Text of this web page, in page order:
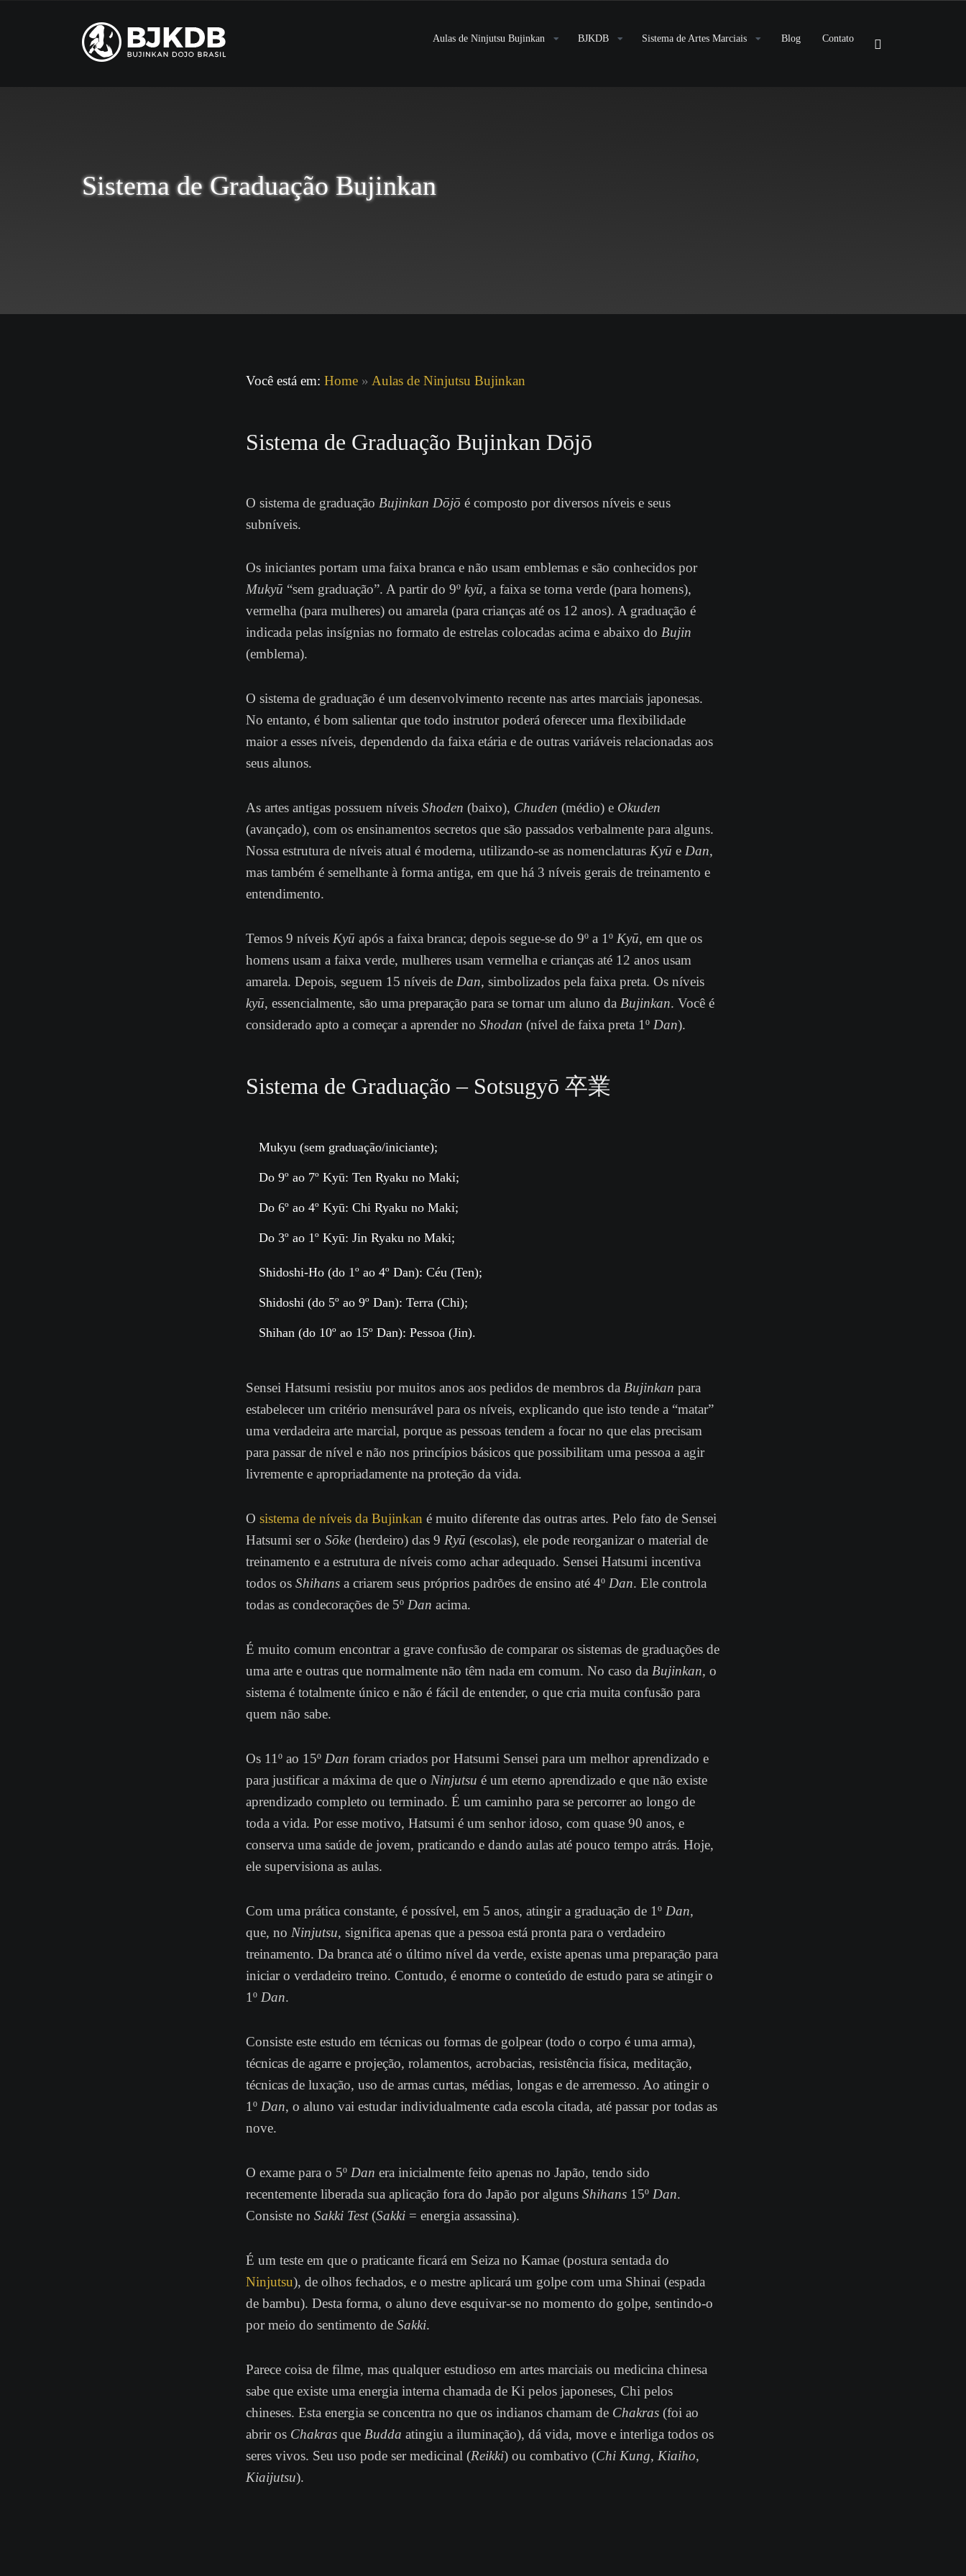
Aulas de Ninjutsu Bujinkan BJKDB Sistema de Artes Marciais Blog Contato
Sistema de Graduação Bujinkan
Você está em: Home » Aulas de Ninjutsu Bujinkan
Sistema de Graduação Bujinkan Dōjō
O sistema de graduação Bujinkan Dōjō é composto por diversos níveis e seus
subníveis.
Os iniciantes portam uma faixa branca e não usam emblemas e são conhecidos por
Mukyū “sem graduação”. A partir do 9º kyū, a faixa se torna verde (para homens),
vermelha (para mulheres) ou amarela (para crianças até os 12 anos). A graduação é
indicada pelas insígnias no formato de estrelas colocadas acima e abaixo do Bujin
(emblema).
O sistema de graduação é um desenvolvimento recente nas artes marciais japonesas.
No entanto, é bom salientar que todo instrutor poderá oferecer uma flexibilidade
maior a esses níveis, dependendo da faixa etária e de outras variáveis relacionadas aos
seus alunos.
As artes antigas possuem níveis Shoden (baixo), Chuden (médio) e Okuden
(avançado), com os ensinamentos secretos que são passados verbalmente para alguns.
Nossa estrutura de níveis atual é moderna, utilizando-se as nomenclaturas Kyū e Dan,
mas também é semelhante à forma antiga, em que há 3 níveis gerais de treinamento e
entendimento.
Temos 9 níveis Kyū após a faixa branca; depois segue-se do 9º a 1º Kyū, em que os
homens usam a faixa verde, mulheres usam vermelha e crianças até 12 anos usam
amarela. Depois, seguem 15 níveis de Dan, simbolizados pela faixa preta. Os níveis
kyū, essencialmente, são uma preparação para se tornar um aluno da Bujinkan. Você é
considerado apto a começar a aprender no Shodan (nível de faixa preta 1º Dan).
Sistema de Graduação – Sotsugyō 卒業
Mukyu(sem graduação/iniciante);
Do 9º ao 7º Kyū: Ten Ryaku no Maki;
Do 6º ao 4º Kyū: Chi Ryaku no Maki;
Do 3º ao 1º Kyū: Jin Ryaku no Maki;
Shidoshi-Ho(do 1º ao 4º Dan): Céu (Ten);
Shidoshi (do 5º ao 9º Dan): Terra (Chi);
Shihan (do 10º ao 15º Dan): Pessoa (Jin).
Sensei Hatsumi resistiu por muitos anos aos pedidos de membros da Bujinkan para
estabelecer um critério mensurável para os níveis, explicando que isto tende a “matar”
uma verdadeira arte marcial, porque as pessoas tendem a focar no que elas precisam
para passar de nível e não nos princípios básicos que possibilitam uma pessoa a agir
livremente e apropriadamente na proteção da vida.
O sistema de níveis da Bujinkan é muito diferente das outras artes. Pelo fato de Sensei
Hatsumi ser o Sōke (herdeiro) das 9 Ryū (escolas), ele pode reorganizar o material de
treinamento e a estrutura de níveis como achar adequado. Sensei Hatsumi incentiva
todos os Shihans a criarem seus próprios padrões de ensino até 4º Dan. Ele controla
todas as condecorações de 5º Dan acima.
É muito comum encontrar a grave confusão de comparar os sistemas de graduações de
uma arte e outras que normalmente não têm nada em comum. No caso da Bujinkan, o
sistema é totalmente único e não é fácil de entender, o que cria muita confusão para
quem não sabe.
Os 11º ao 15º Dan foram criados por Hatsumi Sensei para um melhor aprendizado e
para justificar a máxima de que o Ninjutsu é um eterno aprendizado e que não existe
aprendizado completo ou terminado. É um caminho para se percorrer ao longo de
toda a vida. Por esse motivo, Hatsumi é um senhor idoso, com quase 90 anos, e
conserva uma saúde de jovem, praticando e dando aulas até pouco tempo atrás. Hoje,
ele supervisiona as aulas.
Com uma prática constante, é possível, em 5 anos, atingir a graduação de 1º Dan,
que, no Ninjutsu, significa apenas que a pessoa está pronta para o verdadeiro
treinamento. Da branca até o último nível da verde, existe apenas uma preparação para
iniciar o verdadeiro treino. Contudo, é enorme o conteúdo de estudo para se atingir o
1º Dan.
Consiste este estudo em técnicas ou formas de golpear (todo o corpo é uma arma),
técnicas de agarre e projeção, rolamentos, acrobacias, resistência física, meditação,
técnicas de luxação, uso de armas curtas, médias, longas e de arremesso. Ao atingir o
1º Dan, o aluno vai estudar individualmente cada escola citada, até passar por todas as
nove.
O exame para o 5º Dan era inicialmente feito apenas no Japão, tendo sido
recentemente liberada sua aplicação fora do Japão por alguns Shihans 15º Dan.
Consiste no Sakki Test(Sakki = energia assassina).
É um teste em que o praticante ficará em Seiza no Kamae (postura sentada do
Ninjutsu), de olhos fechados, e o mestre aplicará um golpe com uma Shinai (espada
de bambu). Desta forma, o aluno deve esquivar-se no momento do golpe, sentindo-o
por meio do sentimento de Sakki.
Parece coisa de filme, mas qualquer estudioso em artes marciais ou medicina chinesa
sabe que existe uma energia interna chamada de Ki pelos japoneses, Chi pelos
chineses. Esta energia se concentra no que os indianos chamam de Chakras (foi ao
abrir os Chakras que Budda atingiu a iluminação), dá vida, move e interliga todos os
seres vivos. Seu uso pode ser medicinal (Reikki) ou combativo (Chi Kung, Kiaiho,
Kiaijutsu).